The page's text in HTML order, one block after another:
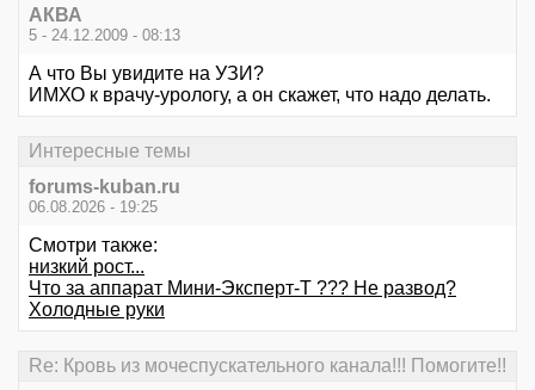
АКВА
5 - 24.12.2009 - 08:13
А что Вы увидите на УЗИ?
ИМХО к врачу-урологу, а он скажет, что надо делать.
Интересные темы
forums-kuban.ru
06.08.2026 - 19:25
Смотри также:
низкий рост...
Что за аппарат Мини-Эксперт-Т ??? Не развод?
Холодные руки
Re: Кровь из мочеспускательного канала!!! Помогите!!